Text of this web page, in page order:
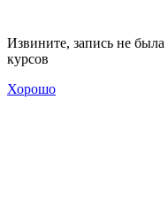
Извините, запись не
курсов
Хорошо